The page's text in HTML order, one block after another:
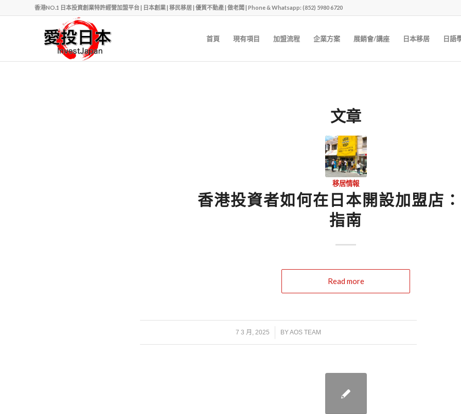
香港NO.1 日本投資創業特許經營加盟平台 | 日本創業 | 移民移居 | 優質不動產 | 做老闆 | Phone & Whatsapp: (852) 5980 6720
首頁 現有項目 加盟流程 企業方案 展銷會/講座 日本移居 日語
文章
移居情報
香港投資者如何在日本開設加盟店
指南
Read more
7 3 月, 2025
/ BYAOS TEAM